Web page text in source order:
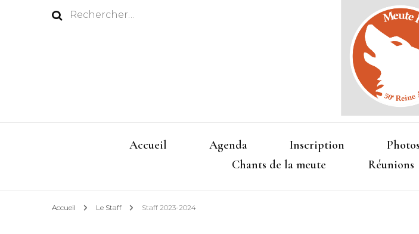
Rechercher :
50ème Unité Reine Astrid
Accueil Agenda Inscription Photos
Chants de la meute
Réunions
Accueil Le Staff Staff 2023-2024